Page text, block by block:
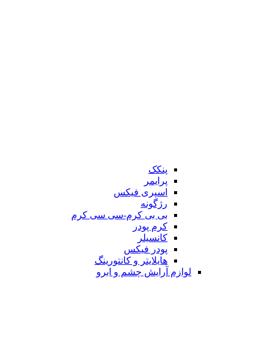
پنکک
پرایمر
اسپری فیکس
رژگونه
بی بی کرم-سی سی کرم
کرم پودر
کانسیلر
پودر فیکس
هایلایتر و کانتورینگ
لوازم آرایش چشم و ابرو